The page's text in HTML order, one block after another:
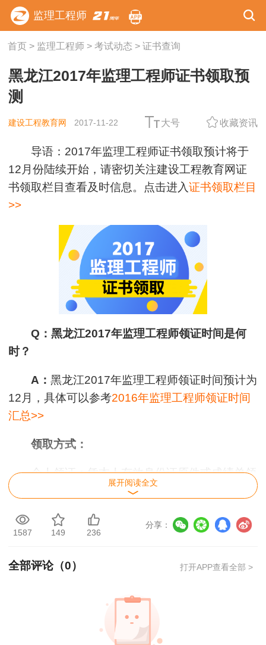
监理工程师
首页> 监理工程师> 考试动态 > 证书查询
黑龙江2017年监理工程师证书领取预
测
建设工程教育网 2017-11-22 大号 收藏资讯
导语：2017年监理工程师证书领取预计将于
12月份陆续开始，请密切关注建设工程教育网证
书领取栏目查看及时信息。点击进入证书领取栏目
>>
Q：黑龙江2017年监理工程师领证时间是何
时？
A： 黑龙江2017年监理工程师领证时间预计为
12月，具体可以参考2016年监理工程师领证时间
汇总>>
领取方式：
个人领证：凭本人有效身份证原件或成绩单领
取（成绩单在查询成绩时可以直接打印）。
他人（单位）代领：凭代领人及持证人有效身
份证原件；（个别省禁止他人代领）
携带资料：
领取须持本人身份证（护照或驾照）原件、成
若代领，代领人须持本人身份证原件及上述要
展开阅读全文
1587 149 236
分享：
全部评论（0） 打开APP查看全部 >